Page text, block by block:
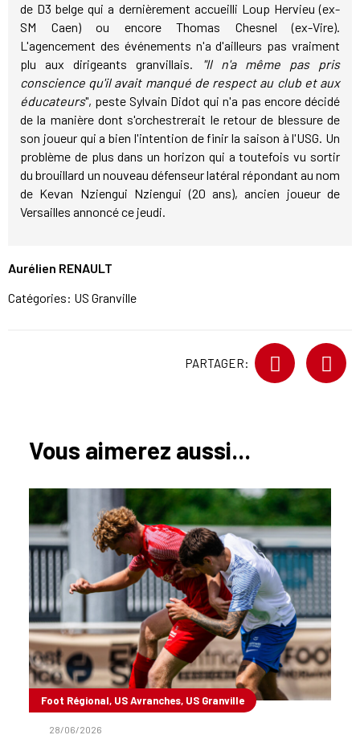
de D3 belge qui a dernièrement accueilli Loup Hervieu (ex-
SM Caen) ou encore Thomas Chesnel (ex-Vire).
L'agencement des événements n'a d'ailleurs pas vraiment
plu aux dirigeants granvillais.
"Il n'a même pas pris
conscience qu'il avait manqué de respect au club et aux
éducateurs", peste Sylvain Didot qui n'a pas encore décidé
de la manière dont s'orchestrerait le retour de blessure de
son joueur qui a bien l'intention de finir la saison à l'USG. Un
problème de plus dans un horizon qui a toutefois vu sortir
du brouillard un nouveau défenseur latéral répondant au nom
de Kevan Nziengui Nziengui (20 ans), ancien joueur de
Versailles annoncé ce jeudi.
Aurélien RENAULT
Catégories: US Granville
PARTAGER:
Vous aimerez aussi...
Foot Régional, US Avranches, US Granville
28/06/2026